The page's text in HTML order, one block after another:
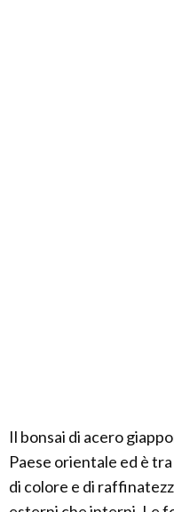
Il bonsai di acero
Paese orientale ed è
di colore e di